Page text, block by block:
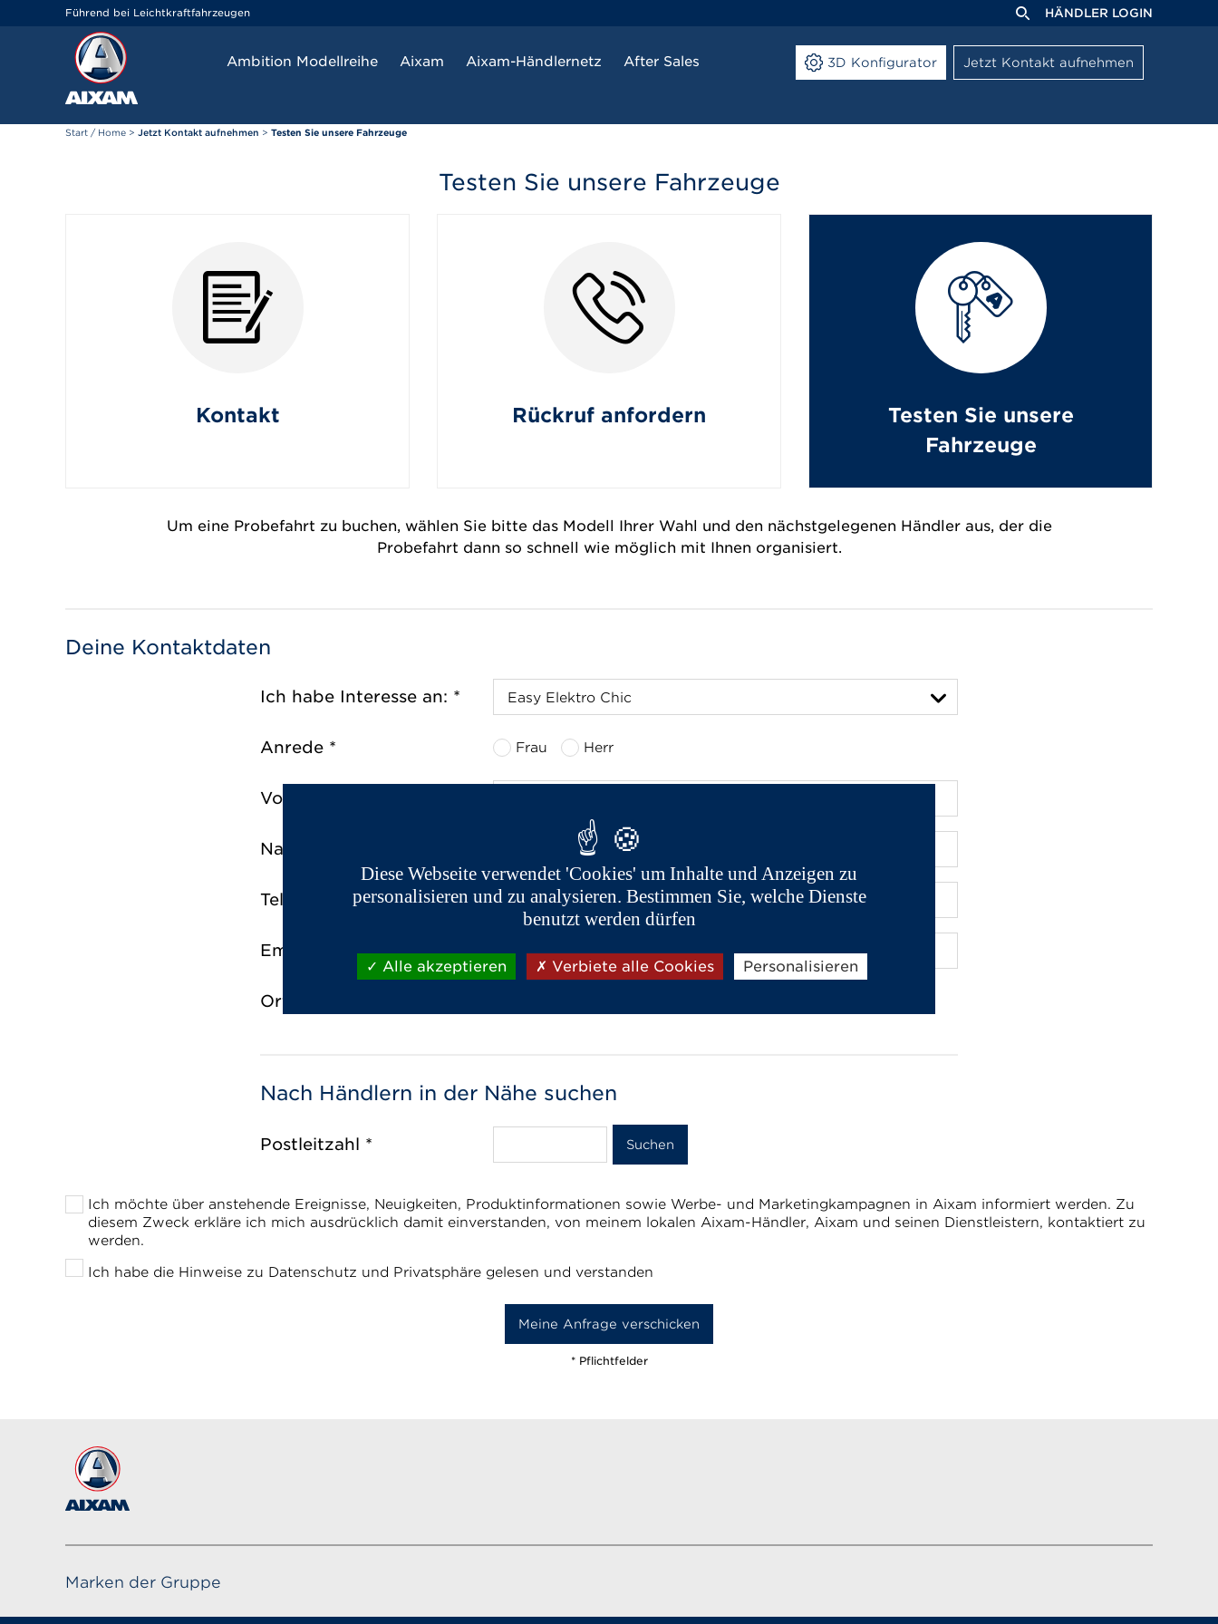
Führend bei Leichtkraftfahrzeugen HÄNDLER LOGIN
Ambition Modellreihe Aixam Aixam-Händlernetz After Sales 3D Konfigurator Jetzt Kontakt aufnehmen
Start / Home > Jetzt Kontakt aufnehmen > Testen Sie unsere Fahrzeuge
Testen Sie unsere Fahrzeuge
Kontakt Rückruf anfordern
Testen Sie unsere
Fahrzeuge
Um eine Probefahrt zu buchen, wählen Sie bitte das Modell Ihrer Wahl und den nächstgelegenen Händler aus, der die
Probefahrt dann so schnell wie möglich mit Ihnen organisiert.
Deine Kontaktdaten
Ich habe Interesse an: *
Anrede * Frau Herr
Vorname *
Nachname *
Telefon *
Email *
Ort der Probefahrt *
Nach Händlern in der Nähe suchen
Postleitzahl *
Ich möchte über anstehende Ereignisse, Neuigkeiten, Produktinformationen sowie Werbe- und Marketingkampagnen in Aixam informiert werden. Zu
diesem Zweck erkläre ich mich ausdrücklich damit einverstanden, von meinem lokalen Aixam-Händler, Aixam und seinen Dienstleistern, kontaktiert zu
werden.
Ich habe die Hinweise zu Datenschutz und Privatsphäre gelesen und verstanden
* Pflichtfelder
Marken der Gruppe
Cookie-Einstellungen
Diese Webseite verwendet 'Cookies' um Inhalte und Anzeigen zu
personalisieren und zu analysieren. Bestimmen Sie, welche Dienste
benutzt werden dürfen
Alle akzeptieren Verbiete alle Cookies Personalisieren